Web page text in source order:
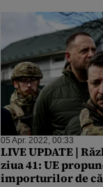
05 Apr. 2022, 00:33
LIVE UPDATE |
ziua 41: UE
importurilor de